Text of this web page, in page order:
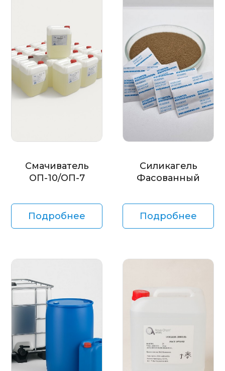
Смачиватель
ОП-10/ОП-7
Подробнее
Силикагель
Фасованный
Подробнее